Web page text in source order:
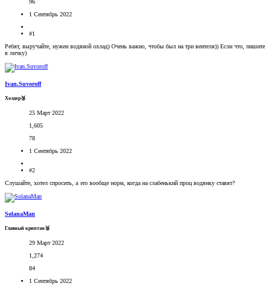
1 Сентябрь 2022
#1
Ребят, выручайте, нужен водяной охлад) Очень важно, чтобы был на три вентеля)) Если что, пишите
в личку)
Ivan.Suvoroff
Холдер🥉
25 Март 2022
1,605
78
1 Сентябрь 2022
#2
Слушайте, хотел спросить, а это вообще норм, когда на слабенький проц водянку ставят?
SolanaMan
Главный криптан🥈
29 Март 2022
1,274
84
1 Сентябрь 2022